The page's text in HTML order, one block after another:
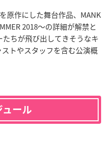
原作にした舞台作品、MANK
2018～の詳細が解禁と
ちが飛び出してきそうなキ
トやスタッフを含む公演概
ュール